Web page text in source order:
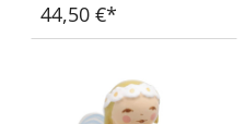
44,50 €